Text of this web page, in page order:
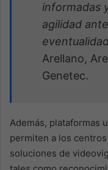
informadas
agilidad
Arellano,
Genetec.
Además, plataformas
permiten a los
soluciones de